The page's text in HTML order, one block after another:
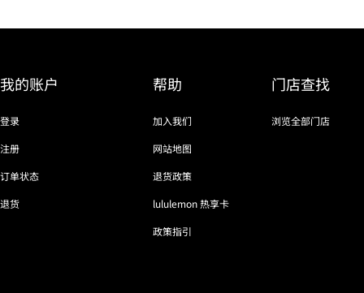
我的账户
登录
注册
订单状态
退货
帮助
加入我们
网站地图
退货政策
lululemon 热享卡
政策指引
门店查找
浏览全部门店